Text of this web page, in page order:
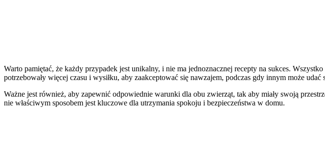
Warto pamiętać, że każdy przypadek jest unikalny, i nie ma jednoznacznej recepty na sukces.
potrzebowały więcej czasu i wysiłku, aby zaakceptować się nawzajem, podczas gdy innym może udać
Ważne jest również, aby zapewnić odpowiednie warunki dla obu zwierząt, tak aby miały swoją
nie właściwym sposobem jest kluczowe dla utrzymania spokoju i bezpieczeństwa w domu.